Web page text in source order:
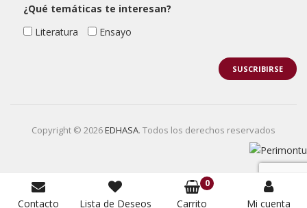
¿Qué temáticas te interesan?
Literatura
Ensayo
Copyright © 2026EDHASA. Todos los derechos reservados
Contacto Lista de Deseos
0
Carrito Mi cuenta